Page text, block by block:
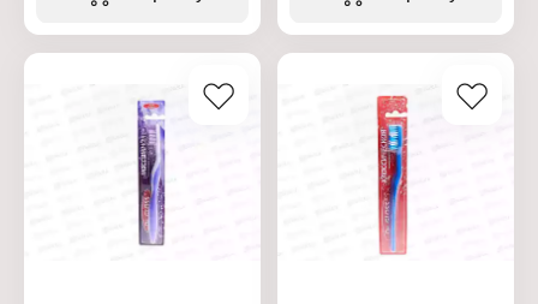
Действие: укрепление
эмали зубов и защита от
Объем: 100 мл
Упаковка: туба в коробке
подушечкой для чистки
нейлон, резина
Упаковка: блистер